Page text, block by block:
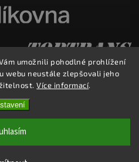
umožnili pohodlné prohlížení
webu neustále zlepšovali jeho
Více informací.
. Všechna práva vyhrazena.
cookies